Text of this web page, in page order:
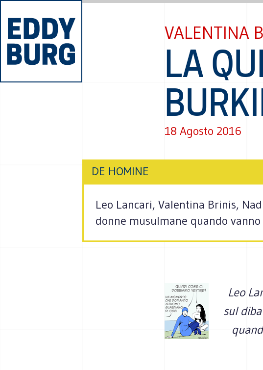
VALENTINA
LA
18 Agosto 2016
DE HOMINE
Leo Lancari, Valentina Brinis,
donne musulmane quando
Leo
sul